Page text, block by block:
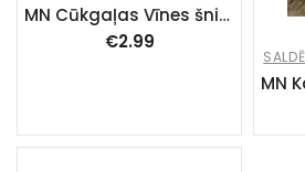
MN Cūkgaļas Vīnes šnicele (20x150g)
€2.99